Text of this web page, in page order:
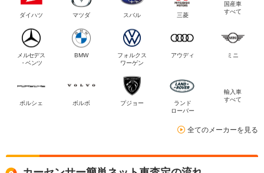
ダイハツ マツダ スバル 三菱
国産車
すべて
メルセデス
・ベンツ
BMW
フォルクス
ワーゲン
アウディ ミニ
ポルシェ ボルボ プジョー
ランド
ローバー
輸入車
すべて
全てのメーカーを見る